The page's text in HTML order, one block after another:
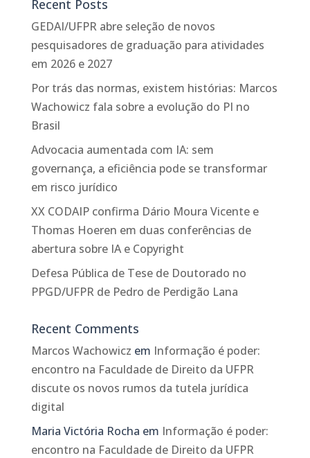
Recent Posts
GEDAI/UFPR abre seleção de novos
pesquisadores de graduação para atividades
em 2026 e 2027
Por trás das normas, existem histórias: Marcos
Wachowicz fala sobre a evolução do PI no
Brasil
Advocacia aumentada com IA: sem
governança, a eficiência pode se transformar
em risco jurídico
XX CODAIP confirma Dário Moura Vicente e
Thomas Hoeren em duas conferências de
abertura sobre IA e Copyright
Defesa Pública de Tese de Doutorado no
PPGD/UFPR de Pedro de Perdigão Lana
Recent Comments
Marcos Wachowicz em Informação é poder:
encontro na Faculdade de Direito da UFPR
discute os novos rumos da tutela jurídica
digital
Maria Victória Rocha em Informação é poder:
encontro na Faculdade de Direito da UFPR